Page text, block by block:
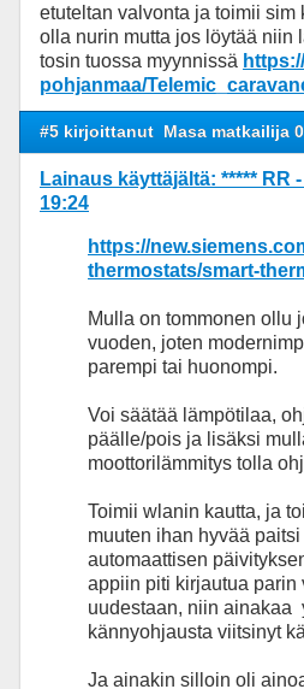
etuteltan valvonta ja toimii sim
olla nurin mutta jos löytää niin
tosin tuossa myynnissä
pohjanmaa/
#5 kirjoittanut Masa matkailija
Lainaus käyttäjältä: *****
19:24
https://
thermostats/smart-
Mulla on tommonen ollu
vuoden, joten
parempi tai huonompi.
Voi säätää lämpötilaa,
päälle/pois ja lisäksi
moottorilämmitys tolla
Toimii wlanin kautta, ja
muuten ihan hyvää
automaattisen
appiin piti kirjautua parin
uudestaan, niin ainakaa
kännyohjausta viitsinyt
Ja ainakin silloin oli